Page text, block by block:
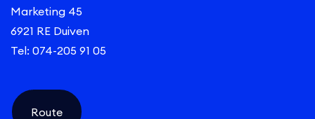
Marketing 45
6921 RE Duiven
Tel: 074-205 91 05
Route